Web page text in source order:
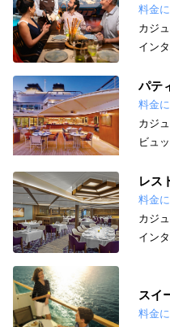
料金
カジ
イン
パテ
料金
カジ
ビュ
レス
料金
カジ
イン
スイ
料金